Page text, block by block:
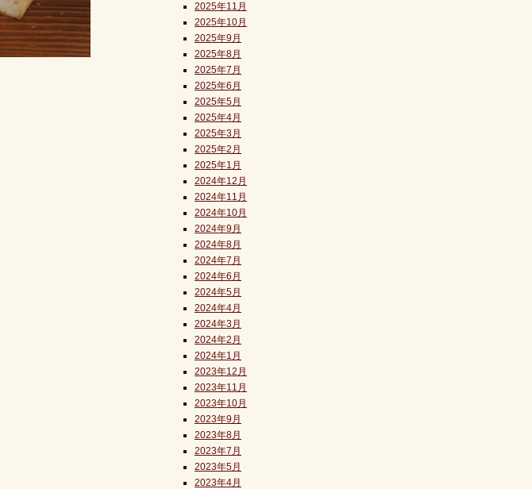
2025年11月
2025年10月
2025年9月
2025年8月
2025年7月
2025年6月
2025年5月
2025年4月
2025年3月
2025年2月
2025年1月
2024年12月
2024年11月
2024年10月
2024年9月
2024年8月
2024年7月
2024年6月
2024年5月
2024年4月
2024年3月
2024年2月
2024年1月
2023年12月
2023年11月
2023年10月
2023年9月
2023年8月
2023年7月
2023年5月
2023年4月